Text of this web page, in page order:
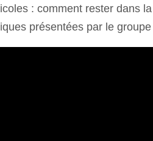
: comment rester dans
présentées par le